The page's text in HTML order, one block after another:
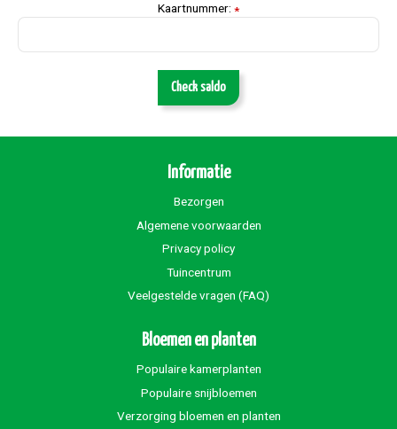
Kaartnummer: *
Check saldo
Informatie
Bezorgen
Algemene voorwaarden
Privacy policy
Tuincentrum
Veelgestelde vragen (FAQ)
Bloemen en planten
Populaire kamerplanten
Populaire snijbloemen
Verzorging bloemen en planten